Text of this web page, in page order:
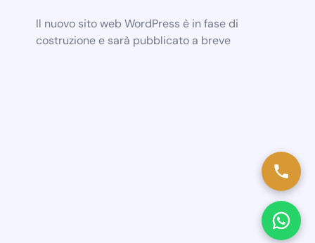
Il nuovo sito web WordPress è in fase di
costruzione e sarà pubblicato a breve